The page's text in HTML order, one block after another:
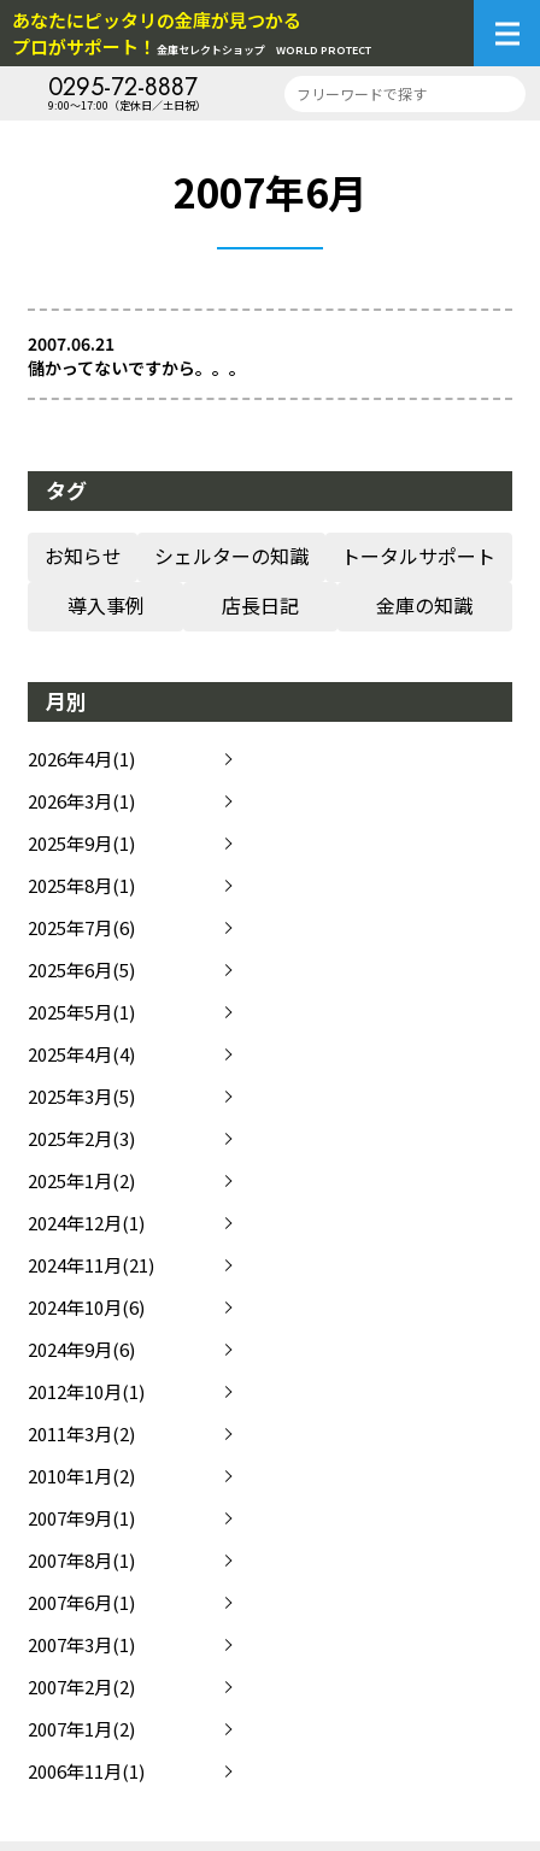
あなたにピッタリの金庫が見つかる
プロがサポート！ 金庫セレクトショップ WORLD PROTECT
0295-72-8887
9:00～17:00（定休日／土日祝）
2007年6月
2007.06.21
儲かってないですから。。。
タグ
お知らせ シェルターの知識
トータルサポート
導入事例
店長日記 金庫の知識
月別
2026年4月(1)
2026年3月(1)
2025年9月(1)
2025年8月(1)
2025年7月(6)
2025年6月(5)
2025年5月(1)
2025年4月(4)
2025年3月(5)
2025年2月(3)
2025年1月(2)
2024年12月(1)
2024年11月(21)
2024年10月(6)
2024年9月(6)
2012年10月(1)
2011年3月(2)
2010年1月(2)
2007年9月(1)
2007年8月(1)
2007年6月(1)
2007年3月(1)
2007年2月(2)
2007年1月(2)
2006年11月(1)